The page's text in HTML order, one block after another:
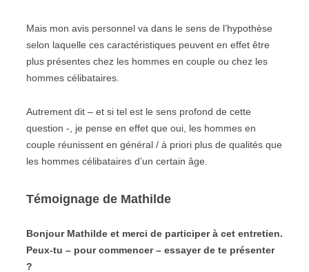
Mais mon avis personnel va dans le sens de l’hypothèse
selon laquelle ces caractéristiques peuvent en effet être
plus présentes chez les hommes en couple ou chez les
hommes célibataires.
Autrement dit – et si tel est le sens profond de cette
question -, je pense en effet que oui, les hommes en
couple réunissent en général / à priori plus de qualités que
les hommes célibataires d’un certain âge.
Témoignage de Mathilde
Bonjour Mathilde et merci de participer à cet entretien.
Peux-tu – pour commencer – essayer de te présenter
?